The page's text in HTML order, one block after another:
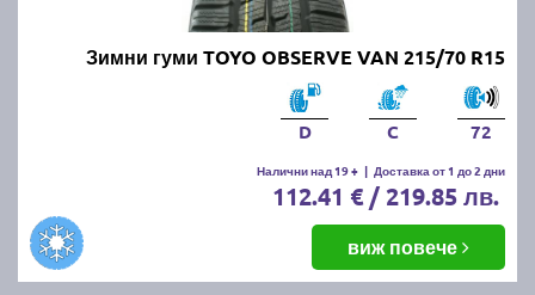
Зимни гуми TOYO OBSERVE VAN 215/70 R15
D C 72
Налични над 19 + | Доставка от 1 до 2 дни
112.41 € / 219.85 лв.
виж повече